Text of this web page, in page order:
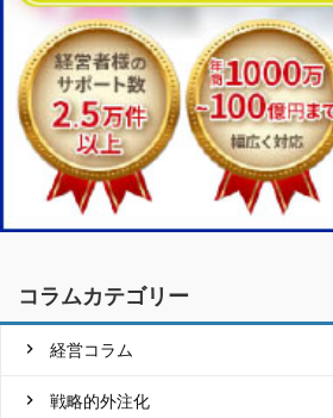
コラムカテゴリー
経営コラム
戦略的外注化